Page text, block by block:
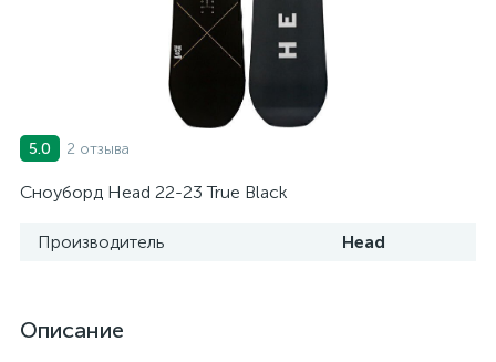
5.0 2 отзыва
Сноуборд Head 22-23 True Black
Производитель Head
Описание